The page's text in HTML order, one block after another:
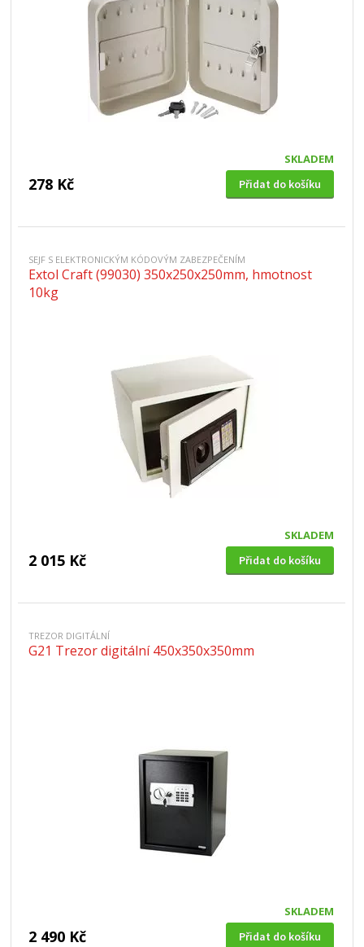
SKLADEM
278 Kč Přidat do košíku
SEJF S ELEKTRONICKÝM KÓDOVÝM ZABEZPEČENÍM
Extol Craft (99030) 350x250x250mm, hmotnost
10kg
SKLADEM
2 015 Kč Přidat do košíku
TREZOR DIGITÁLNÍ
G21 Trezor digitální 450x350x350mm
SKLADEM
2 490 Kč Přidat do košíku